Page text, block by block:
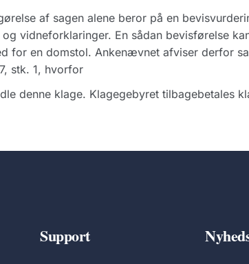
af sagen alene beror på en
vidneforklaringer. En sådan bevisførelse
for en domstol. Ankenævnet afviser derfor
stk. 1, hvorfor
denne klage. Klagegebyret tilbagebetales
Support